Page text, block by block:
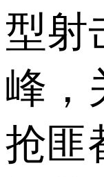
型射
峰，
抢匪